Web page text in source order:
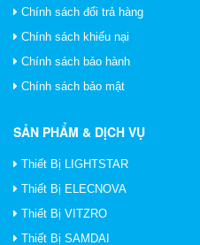
Chính sách đổi trả hàng
Chính sách khiếu nại
Chính sách bảo hành
Chính sách bảo mật
SẢN PHẨM & DỊCH VỤ
Thiết Bị LIGHTSTAR
Thiết Bị ELECNOVA
Thiết Bị VITZRO
Thiết Bị SAMDAI